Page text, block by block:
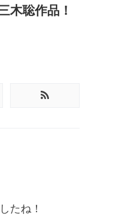
木聡作品！
たね！